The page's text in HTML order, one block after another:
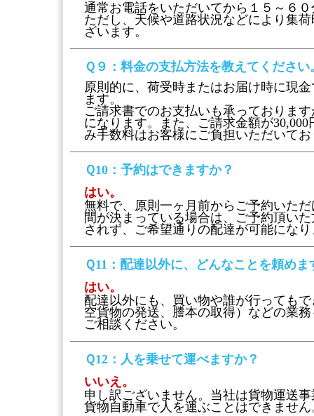
通常お電話をいただいてから１５～６
ただし、天候や道路状況などにより集
ざいます。
Ｑ９ ：料金の支払方法を教えてください
原則的に、荷受時またはお届け時に現
ます。
ご請求書でのお支払いも承っておりま
になります。また、ご請求金額が
み手数料はお客様にご負担いただいて
Ｑ10 ：予約はできますか？
はい。
無料で、原則一ヶ月前からご予約いた
間が決まっている場合は、ご予約頂い
されず、ご希望通りの配達が可能にな
Ｑ11 ：配達以外に、どんなことを頼めま
はい。
配達以外にも、買い物や誰が行っても
空貨物の発送、謄本の取得）などの業
ご相談ください。
Ｑ12 ：人を乗せて運べますか？
いいえ。
申し訳ございません。当社は貨物運送
貨物自動車で人を運ぶことはできません